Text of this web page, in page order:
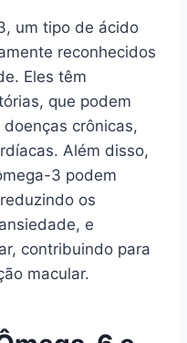
um tipo de ácido
reconhecidos
Eles têm
que podem
crônicas,
Além disso,
3 podem
os
e
contribuindo para
macular.